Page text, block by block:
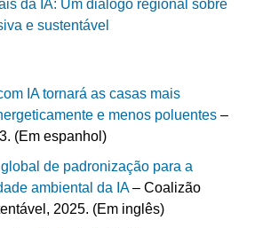
da IA: Um diálogo regional sobre
e sustentável
IA tornará as casas mais
e menos poluentes –
(Em espanhol)
de padronização para a
ambiental da IA– Coalizão
2025. (Em inglês)